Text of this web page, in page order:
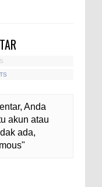
Anda
akun atau
ada,